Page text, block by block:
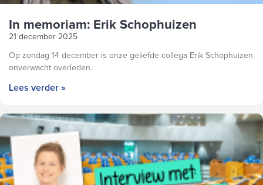
In memoriam: Erik Schophuizen
21 december 2025
Op zondag 14 december is onze geliefde collega Erik Schophuizen
onverwacht overleden.
Lees verder »